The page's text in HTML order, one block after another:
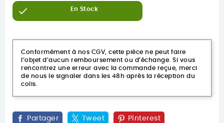
 En Stock
Conformément à nos CGV, cette pièce ne peut faire
l’objet d’aucun remboursement ou d’échange. Si vous
rencontrez une erreur avec la commande reçue, merci
de nous le signaler dans les 48h après la réception du
colis.
Partager Tweet Pinterest